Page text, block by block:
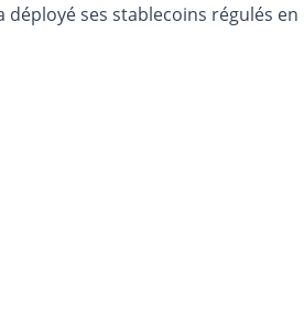
déployé ses stablecoins régulés